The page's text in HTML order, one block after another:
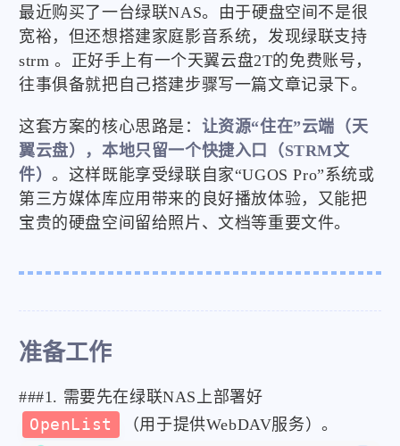
最近购买了一台绿联NAS。由于硬盘空间不是很
宽裕，但还想搭建家庭影音系统，发现绿联支持
strm 。正好手上有一个天翼云盘2T的免费账号，
往事俱备就把自己搭建步骤写一篇文章记录下。
这套方案的核心思路是： 让资源“住在”云端（天
翼云盘），本地只留一个快捷入口（STRM文
件）。这样既能享受绿联自家“UGOS Pro”系统或
第三方媒体库应用带来的良好播放体验，又能把
宝贵的硬盘空间留给照片、文档等重要文件。
准备工作
###1. 需要先在绿联NAS上部署好
OpenList
（用于提供WebDAV服务）。